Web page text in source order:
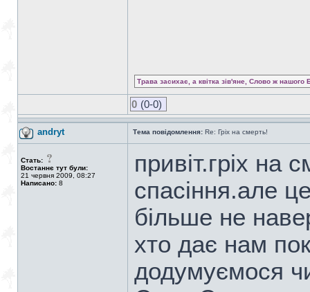
Трава засихає, а квітка зів'яне, Слово ж нашого
0 (0-0)
andryt Тема повідомлення: Re: Гріх на смерть!
Стать:
Востаннє тут були:
21 червня 2009, 08:27
Написано: 8
привіт.гріх на
спасіння.але
більше не
хто дає нам
додумуємося